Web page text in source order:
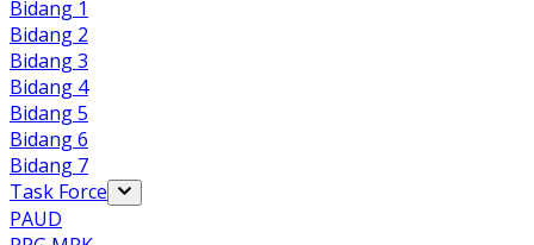
Bidang 1
Bidang 2
Bidang 3
Bidang 4
Bidang 5
Bidang 6
Bidang 7
Task Force
PAUD